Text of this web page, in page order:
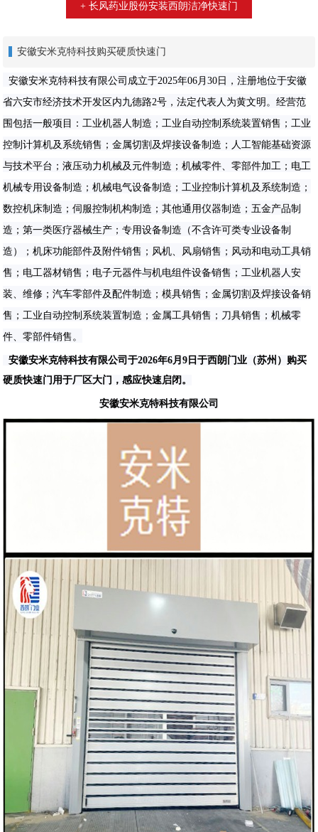
长风药业股份安装西朗洁净快速门
安徽安米克特科技购买硬质快速门
安徽安米克特科技有限公司成立于2025年06月30日，注册地位于安徽
省六安市经济技术开发区内九德路2号，法定代表人为黄文明。经营范
围包括一般项目：工业机器人制造；工业自动控制系统装置销售；工业
控制计算机及系统销售；金属切割及焊接设备制造；人工智能基础资源
与技术平台；液压动力机械及元件制造；机械零件、零部件加工；电工
机械专用设备制造；机械电气设备制造；工业控制计算机及系统制造；
数控机床制造；伺服控制机构制造；其他通用仪器制造；五金产品制
造；第一类医疗器械生产；专用设备制造（不含许可类专业设备制
造）；机床功能部件及附件销售；风机、风扇销售；风动和电动工具销
售；电工器材销售；电子元器件与机电组件设备销售；工业机器人安
装、维修；汽车零部件及配件制造；模具销售；金属切割及焊接设备销
售；工业自动控制系统装置制造；金属工具销售；刀具销售；机械零
件、零部件销售。
安徽安米克特科技有限公司于2026年6月9日于西朗门业（苏州）购买
硬质快速门用于厂区大门，感应快速启闭。
安徽安米克特科技有限公司